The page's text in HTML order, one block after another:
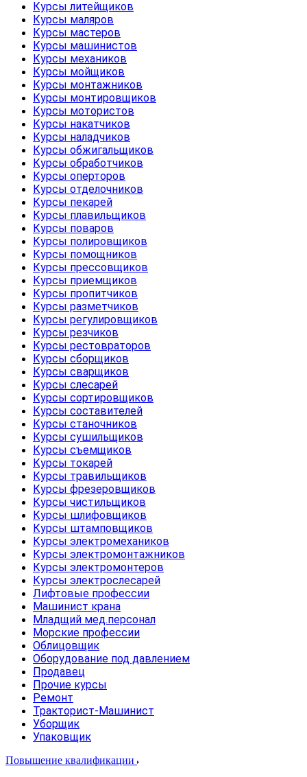
Курсы литейщиков
Курсы маляров
Курсы мастеров
Курсы машинистов
Курсы механиков
Курсы мойщиков
Курсы монтажников
Курсы монтировщиков
Курсы мотористов
Курсы накатчиков
Курсы наладчиков
Курсы обжигальщиков
Курсы обработчиков
Курсы оперторов
Курсы отделочников
Курсы пекарей
Курсы плавильщиков
Курсы поваров
Курсы полировщиков
Курсы помощников
Курсы прессовщиков
Курсы приемщиков
Курсы пропитчиков
Курсы разметчиков
Курсы регулировщиков
Курсы резчиков
Курсы рестовраторов
Курсы сборщиков
Курсы сварщиков
Курсы слесарей
Курсы сортировщиков
Курсы составителей
Курсы станочников
Курсы сушильщиков
Курсы съемщиков
Курсы токарей
Курсы травильщиков
Курсы фрезеровщиков
Курсы чистильщиков
Курсы шлифовщиков
Курсы штамповщиков
Курсы электромехаников
Курсы электромонтажников
Курсы электромонтеров
Курсы электрослесарей
Лифтовые профессии
Машинист крана
Младщий мед.персонал
Морские профессии
Облицовщик
Оборудование под давлением
Продавец
Прочие курсы
Ремонт
Тракторист-Машинист
Уборщик
Упаковщик
Повышение квалификации